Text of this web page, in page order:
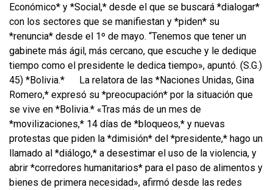
Económico* y *Social,* desde el que se buscará *dialogar*
con los sectores que se manifiestan y *piden* su
*renuncia* desde el 1º de mayo. “Tenemos que tener un
gabinete más ágil, más cercano, que escuche y le dedique
tiempo como el presidente le dedica tiempo», apuntó. (S.G.)
45) *Bolivia.*
La relatora de las *Naciones Unidas, Gina
Romero,* expresó su *preocupación* por la situación que
se vive en *Bolivia.* «Tras más de un mes de
*movilizaciones,* 14 días de *bloqueos,* y nuevas
protestas que piden la *dimisión* del *presidente,* hago un
llamado al *diálogo,* a desestimar el uso de la violencia, y
abrir *corredores humanitarios* para el paso de alimentos y
bienes de primera necesidad», afirmó desde las redes